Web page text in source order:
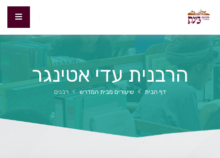
הרבנית עדי אטינגר
דף הבית שיעורים מבית המדרש רבנים